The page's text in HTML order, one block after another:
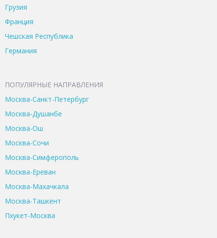
Грузия
Франция
Чешская Республика
Германия
ПОПУЛЯРНЫЕ НАПРАВЛЕНИЯ
Москва-Санкт-Петербург
Москва-Душанбе
Москва-Ош
Москва-Сочи
Москва-Симферополь
Москва-Ереван
Москва-Махачкала
Москва-Ташкент
Пхукет-Москва